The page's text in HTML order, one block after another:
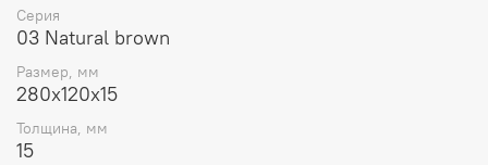
Серия
03 Natural brown
Размер, мм
280x120x15
Толщина, мм
15